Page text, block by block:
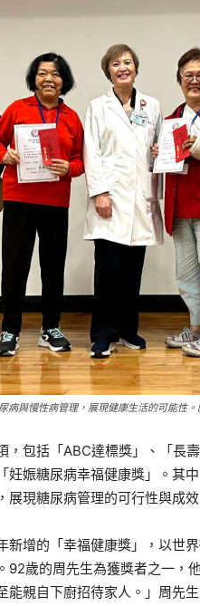
病與慢性病管理，展現健康生活的可能性
，包括「ABC達標獎」、「長
妊娠糖尿病幸福健康獎」。其
展現糖尿病管理的可行性與成效
新增的「幸福健康獎」，以世
92歲的周先生為獲獎者之一，
能親自下廚招待家人。」周先